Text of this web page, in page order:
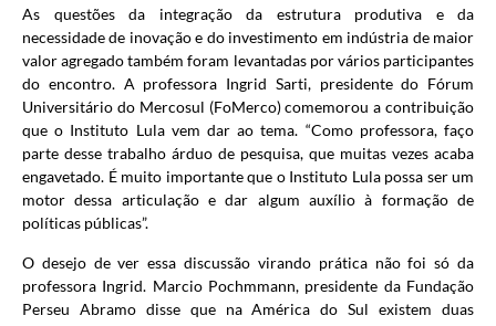
As questões da integração da estrutura produtiva e da
necessidade de inovação e do investimento em indústria de maior
valor agregado também foram levantadas por vários participantes
do encontro. A professora Ingrid Sarti, presidente do Fórum
Universitário do Mercosul (FoMerco) comemorou a contribuição
que o Instituto Lula vem dar ao tema. “Como professora, faço
parte desse trabalho árduo de pesquisa, que muitas vezes acaba
engavetado. É muito importante que o Instituto Lula possa ser um
motor dessa articulação e dar algum auxílio à formação de
políticas públicas”.
O desejo de ver essa discussão virando prática não foi só da
professora Ingrid. Marcio Pochmmann, presidente da Fundação
Perseu Abramo disse que na América do Sul existem duas